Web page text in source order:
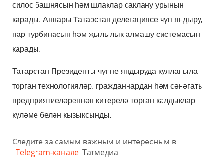
силос башнясын һәм шлаклар саклану урынын
карады. Аннары Татарстан делегациясе чүп яндыру,
пар турбинасын һәм җылылык алмашу системасын
карады.
Татарстан Президенты чүпне яндыруда кулланыла
торган технологияләр, гражданнардан һәм сәнәгать
предприятиеләреннән китерелә торган калдыклар
күләме белән кызыксынды.
Следите за самым важным и интересным в
Telegram-канале Татмедиа